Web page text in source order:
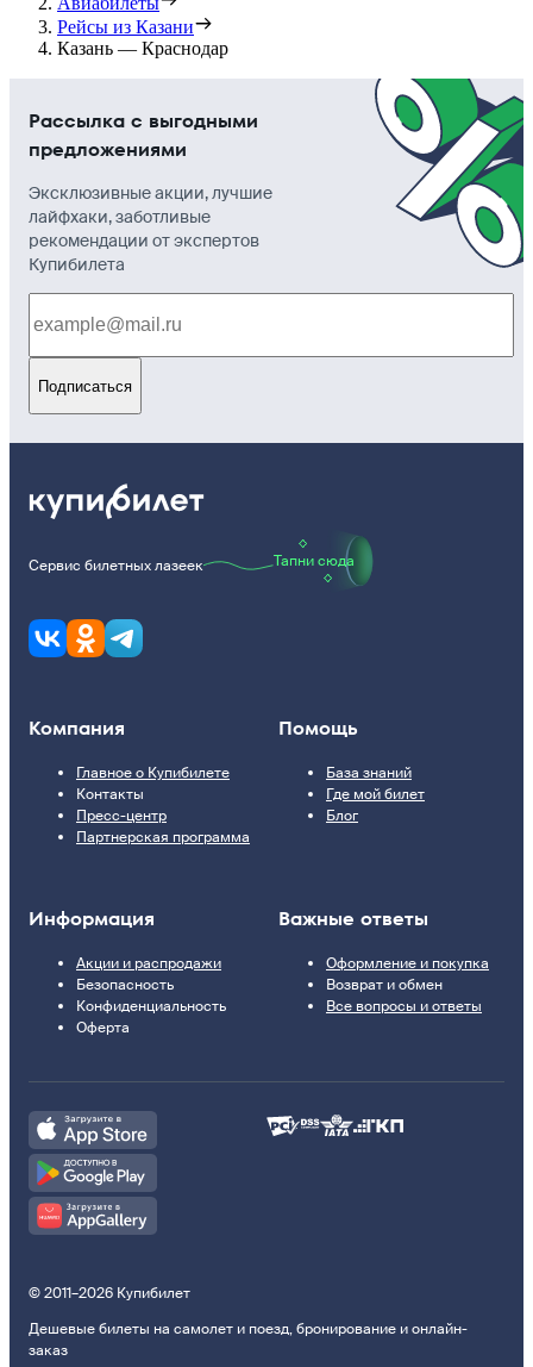
Рейсы из Казани
Казань — Краснодар
Рассылка с выгодными
предложениями
Эксклюзивные акции, лучшие
лайфхаки, заботливые
рекомендации от экспертов
Купибилета
Подписаться
Сервис билетных лазеек Тапни сюда
Компания
Главное о Купибилете
Контакты
Пресс-центр
Партнерская программа
Помощь
База знаний
Где мой билет
Блог
Информация
Акции и распродажи
Безопасность
Конфиденциальность
Оферта
Важные ответы
Оформление и покупка
Возврат и обмен
Все вопросы и ответы
© 2011–2026 Купибилет
Дешевые билеты на самолет и поезд, бронирование и онлайн-
заказ